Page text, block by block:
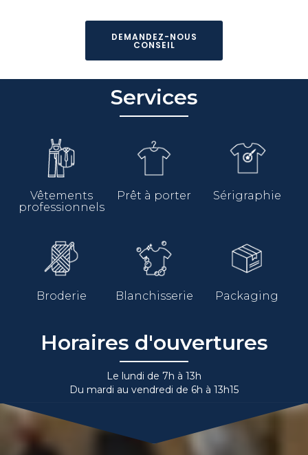
DEMANDEZ-NOUS
CONSEIL
Services
Vêtements
professionnels
Prêt à porter Sérigraphie
Broderie Blanchisserie Packaging
Horaires d'ouvertures
Le lundi de 7h à 13h
Du mardi au vendredi de 6h à 13h15